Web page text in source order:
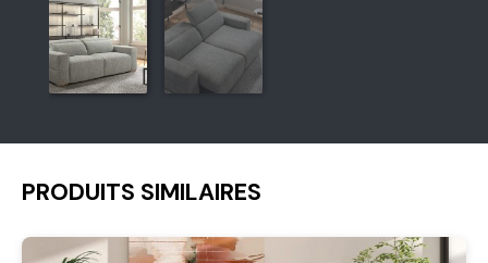
PRODUITS SIMILAIRES